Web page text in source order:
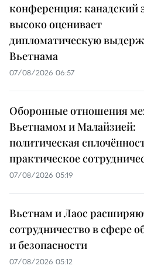
конференция: канадский
высоко оценивает
дипломатическую
Вьетнама
07/08/2026 06:57
Оборонные отношения
Вьетнамом и Малайзией:
политическая
практическое
07/08/2026 05:19
Вьетнам и Лаос
сотрудничество в сфере
и безопасности
07/08/2026 05:12